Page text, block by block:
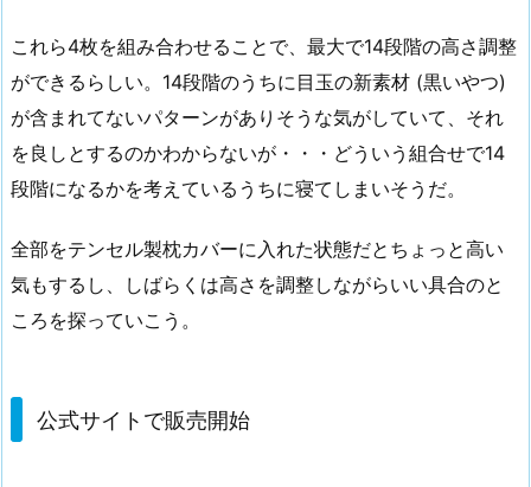
これら4枚を組み合わせることで、最大で14段階の高さ調整
ができるらしい。14段階のうちに目玉の新素材 (黒いやつ)
が含まれてないパターンがありそうな気がしていて、それ
を良しとするのかわからないが・・・どういう組合せで14
段階になるかを考えているうちに寝てしまいそうだ。
全部をテンセル製枕カバーに入れた状態だとちょっと高い
気もするし、しばらくは高さを調整しながらいい具合のと
ころを探っていこう。
公式サイトで販売開始